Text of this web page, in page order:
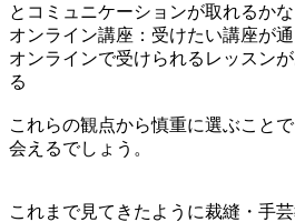
とコミュニケーションが取れるか
オンライン講座：受けたい講座が
オンラインで受けられるレッスン
る
これらの観点から慎重に選ぶこと
会えるでしょう。
これまで見てきたように裁縫・手